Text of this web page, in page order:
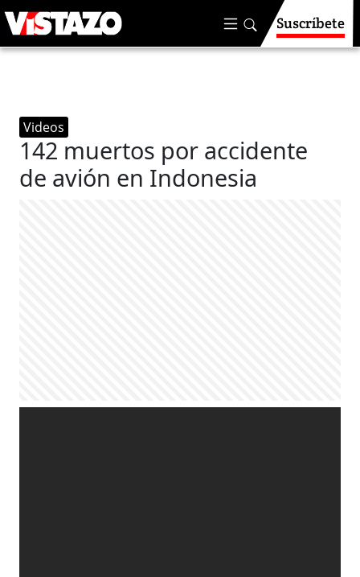
Suscríbete
Videos
142 muertos por accidente
de avión en Indonesia